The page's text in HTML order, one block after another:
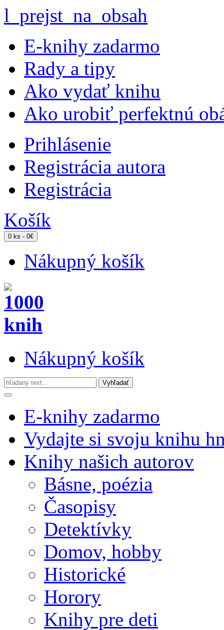
l_prejst_na_obsah
E-knihy zadarmo
Rady a tipy
Ako vydať knihu
Ako urobiť perfektnú
Prihlásenie
Registrácia autora
Registrácia
Košík
0 ks - 0€
Nákupný košík
Nákupný košík
E-knihy zadarmo
Vydajte si svoju knihu
Knihy našich autorov
Básne, poézia
Časopisy
Detektívky
Domov, hobby
Historické
Horory
Knihy pre deti